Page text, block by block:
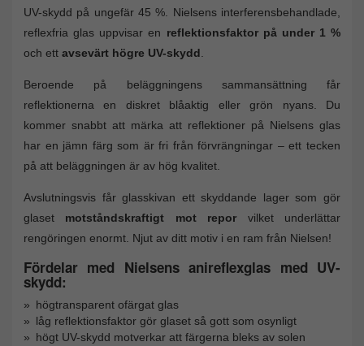
UV-skydd på ungefär 45 %. Nielsens interferensbehandlade,
reflexfria glas uppvisar en reflektionsfaktor på under 1 %
och ett avsevärt högre UV-skydd.
Beroende på beläggningens sammansättning får
reflektionerna en diskret blåaktig eller grön nyans. Du
kommer snabbt att märka att reflektioner på Nielsens glas
har en jämn färg som är fri från förvrängningar – ett tecken
på att beläggningen är av hög kvalitet.
Avslutningsvis får glasskivan ett skyddande lager som gör
glaset motståndskraftigt mot repor vilket underlättar
rengöringen enormt. Njut av ditt motiv i en ram från Nielsen!
Fördelar med Nielsens anireflexglas med UV-
skydd:
högtransparent ofärgat glas
låg reflektionsfaktor gör glaset så gott som osynligt
högt UV-skydd motverkar att färgerna bleks av solen